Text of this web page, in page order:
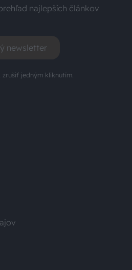
najlepších článkov
newsletter
jedným kliknutím.